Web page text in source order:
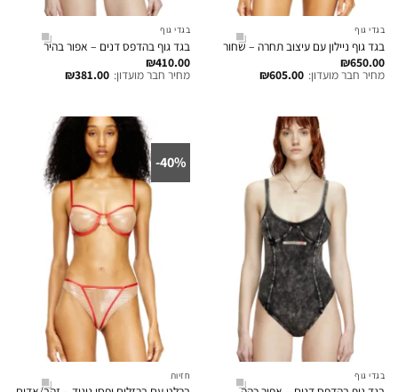
בגדי גוף
בגד גוף ניילון עם עיצוב תחרה – שחור
₪650.00
מחיר חבר מועדון: ₪605.00
בגדי גוף
בגד גוף בהדפס דנים – אפור בהיר
₪410.00
מחיר חבר מועדון: ₪381.00
בגדי גוף
40%-
חזיות